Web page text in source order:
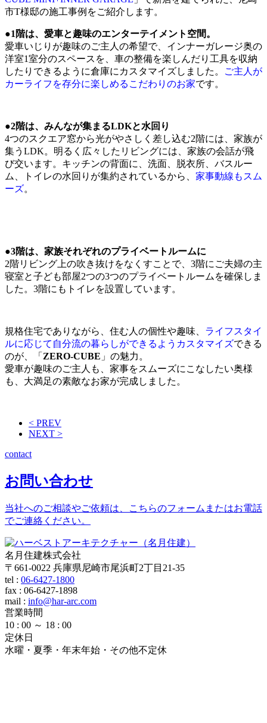
市T様邸の施工事例をご紹介します。
●1階は、愛車と趣味のエンターテイメント空間。
愛車いじりが趣味のご主人の希望で、インナーガレージ奥の
洋室1室分のスペースを、車の整備を楽しんだり工具を収納
したりできるように倉庫にカスタマイズしました。
ご主人が
カーライフを存分に楽しめるこだわりのお家です。
●2階は、みんなが集まるLDKと水回り
4つのスクエア窓から光がやさしく差し込む2階には、家族が
集うLDK。明るく広々したリビングには、家族の会話が飛
び交います。キッチンの背面に、洗面、脱衣所、バスルー
ム、トイレの水回りが集約されているから、 家事動線もスム
ーズ。
●3階は、家族それぞれのプライベートルームに
2階リビング上の吹き抜けをなくすことで、3階にご夫婦の主
寝室と子ども部屋2つの3つのプライベートルームを確保しま
した。3階にもトイレを設置しています。
規格住宅でありながら、住む人の個性や趣味、 ライフスタイ
ルに応じて自分流の暮らしができるようカスタマイズできる
のが、「 ZERO-CUBE 」の魅力。
愛車が趣味のご主人も、家事をスムーズにこなしたい奥様
も、大満足の素敵なお家が完成しました。
< PREV
NEXT >
contact
お問い合わせ
当社へのご相談やご依頼は、こちらのフォームまたはお電話
でご連絡ください。
名月住建株式会社
〒661-0022 兵庫県尼崎市尾浜町2丁目21-35
tel : 06-6427-1800
fax : 06-6427-1898
mail : info@har-arc.com
営業時間
10 : 00 ～ 18 : 00
定休日
水曜・夏季・年末年始・その他不定休